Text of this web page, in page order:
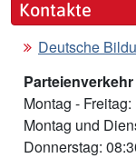
Kontakte
Deutsche
Montag -
Montag und
Donnerstag: